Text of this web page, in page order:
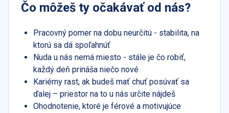
Čo môžeš ty očakávať od nás?
Pracovný pomer na dobu neurčitú - stabilita, na
ktorú sa dá spoľahnúť
Nuda u nás nemá miesto - stále je čo robiť,
každý deň prináša niečo nové
Kariérny rast, ak budeš mať chuť posúvať sa
ďalej – priestor na to u nás určite nájdeš
Ohodnotenie, ktoré je férové a motivujúce